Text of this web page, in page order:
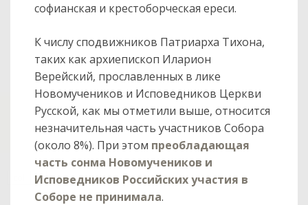
0
софианская и крестоборческая ереси.
К числу сподвижников Патриарха Тихона,
таких как архиепископ Иларион
Верейский, прославленных в лике
Новомучеников и Исповедников Церкви
Русской, как мы отметили выше, относится
незначительная часть участников Собора
(около 8%). При этом преобладающая
часть сонма Новомучеников и
Исповедников Российских участия в
Соборе не принимала.